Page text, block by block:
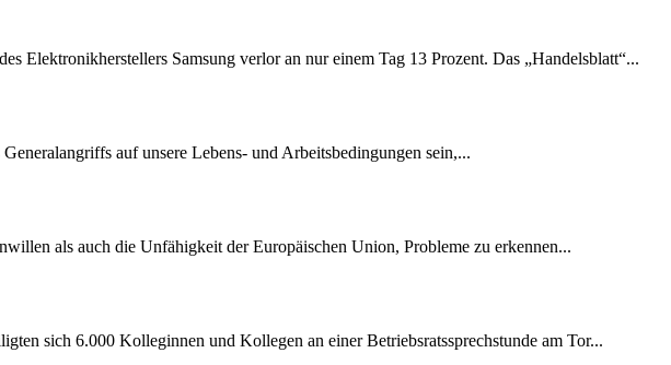
Elektronikherstellers Samsung verlor an nur einem Tag 13 Prozent. Das „Handelsblatt“...
auf unsere Lebens- und Arbeitsbedingungen sein,...
als auch die Unfähigkeit der Europäischen Union, Probleme zu erkennen...
sich 6.000 Kolleginnen und Kollegen an einer Betriebsratssprechstunde am Tor...